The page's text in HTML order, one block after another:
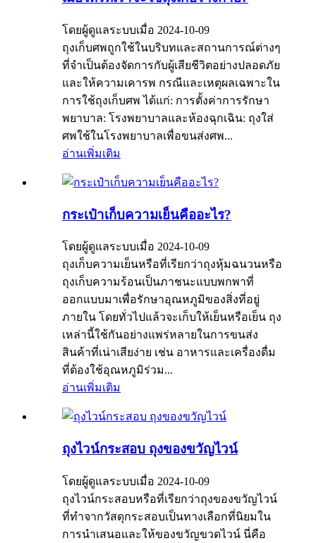
โดยผู้ดูแลระบบเมื่อ 2024-10-09
ถุงเก็บศพถูกใช้ในบริบทและสถานการณ์ต่างๆ
ที่จำเป็นต้องจัดการกับผู้เสียชีวิตอย่างปลอดภัย
และให้ความเคารพ กรณีและเหตุผลเฉพาะใน
การใช้ถุงเก็บศพ ได้แก่: การตั้งค่าการรักษา
พยาบาล: โรงพยาบาลและห้องฉุกเฉิน: ถุงใส่
ศพใช้ในโรงพยาบาลเพื่อขนส่งศพ...
อ่านเพิ่มเติม
กระเป๋าเก็บความเย็นคืออะไร?
โดยผู้ดูแลระบบเมื่อ 2024-10-09
ถุงเก็บความเย็นหรือที่เรียกว่าถุงหุ้มฉนวนหรือ
ถุงเก็บความร้อนเป็นภาชนะแบบพกพาที่
ออกแบบมาเพื่อรักษาอุณหภูมิของสิ่งที่อยู่
ภายใน โดยทั่วไปแล้วจะเก็บให้เย็นหรือเย็น ถุง
เหล่านี้ใช้กันอย่างแพร่หลายในการขนส่ง
สินค้าที่เน่าเสียง่าย เช่น อาหารและเครื่องดื่ม
ที่ต้องใช้อุณหภูมิร่วม...
อ่านเพิ่มเติม
ถุงไวน์กระสอบ ถุงของขวัญไวน์
โดยผู้ดูแลระบบเมื่อ 2024-10-09
ถุงไวน์กระสอบหรือที่เรียกว่าถุงของขวัญไวน์
ที่ทำจากวัสดุกระสอบเป็นทางเลือกที่นิยมใน
การนำเสนอและให้ของขวัญขวดไวน์ นี่คือ